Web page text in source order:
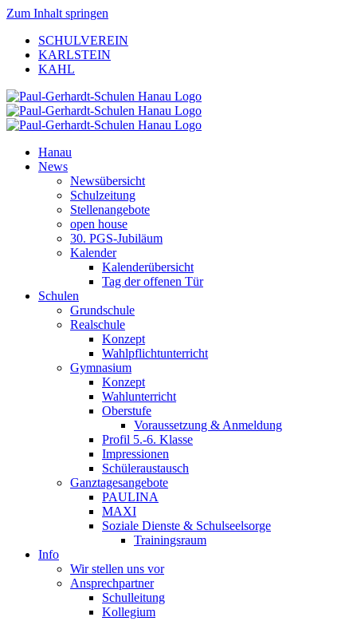
Zum Inhalt springen
SCHULVEREIN
KARLSTEIN
KAHL
Hanau
News
Newsübersicht
Schulzeitung
Stellenangebote
open house
30. PGS-Jubiläum
Kalender
Kalenderübersicht
Tag der offenen Tür
Schulen
Grundschule
Realschule
Konzept
Wahlpflichtunterricht
Gymnasium
Konzept
Wahlunterricht
Oberstufe
Voraussetzung & Anmeldung
Profil 5.-6. Klasse
Impressionen
Schüleraustausch
Ganztagesangebote
PAULINA
MAXI
Soziale Dienste & Schulseelsorge
Trainingsraum
Info
Wir stellen uns vor
Ansprechpartner
Schulleitung
Kollegium